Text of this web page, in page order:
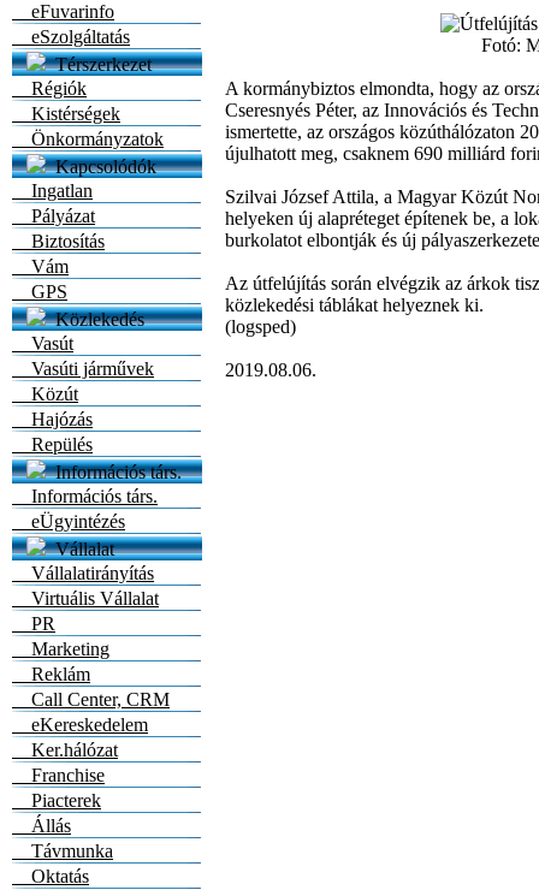
eFuvarinfo
eSzolgáltatás
Térszerkezet
Régiók
Kistérségek
Önkormányzatok
Kapcsolódók
Ingatlan
Pályázat
Biztosítás
Vám
GPS
Közlekedés
Vasút
Vasúti járművek
Közút
Hajózás
Repülés
Információs társ.
Információs társ.
eÜgyintézés
Vállalat
Vállalatirányítás
Virtuális Vállalat
PR
Marketing
Reklám
Call Center, CRM
eKereskedelem
Ker.hálózat
Franchise
Piacterek
Állás
Távmunka
Oktatás
Fotó:
A kormánybiztos elmondta, hogy az
Cseresnyés Péter, az Innovációs és
ismertette, az országos közúthálózaton
újulhatott meg, csaknem 690 milliárd
Szilvai József Attila, a Magyar Közút
helyeken új alapréteget építenek be, a
burkolatot elbontják és új
Az útfelújítás során elvégzik az árkok
közlekedési táblákat helyeznek ki.
(logsped)
2019.08.06.